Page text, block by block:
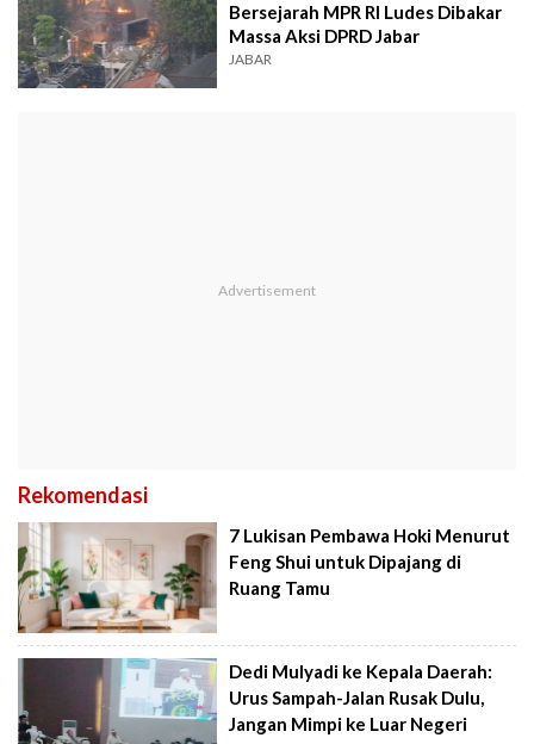
Bersejarah MPR RI Ludes Dibakar
Massa Aksi DPRD Jabar
JABAR
Rekomendasi
7 Lukisan Pembawa Hoki Menurut
Feng Shui untuk Dipajang di
Ruang Tamu
Dedi Mulyadi ke Kepala Daerah:
Urus Sampah-Jalan Rusak Dulu,
Jangan Mimpi ke Luar Negeri